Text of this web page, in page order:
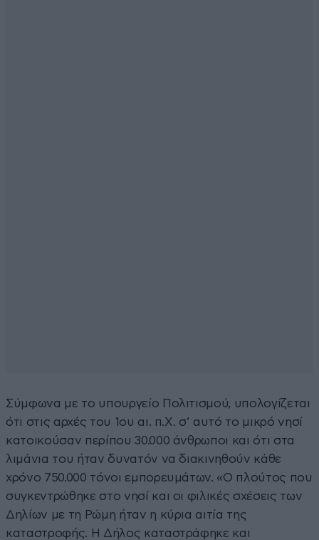
Σύμφωνα με το υπουργείο Πολιτισμού, υπολογίζεται
ότι στις αρχές του 1ου αι. π.Χ. σ’ αυτό το μικρό νησί
κατοικούσαν περίπου 30.000 άνθρωποι και ότι στα
λιμάνια του ήταν δυνατόν να διακινηθούν κάθε
χρόνο 750.000 τόνοι εμπορευμάτων. «Ο πλούτος που
συγκεντρώθηκε στο νησί και οι φιλικές σχέσεις των
Δηλίων με τη Ρώμη ήταν η κύρια αιτία της
καταστροφής. Η Δήλος καταστράφηκε και